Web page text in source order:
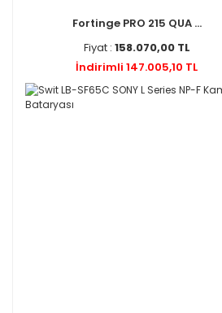
Fortinge PRO 215 QUA ...
Fiyat : 158.070,00 TL
İndirimli 147.005,10 TL